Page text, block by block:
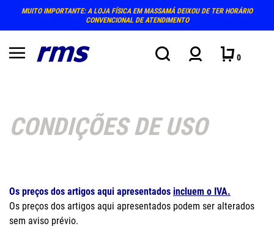
MUITO IMPORTANTE: A LOJA FÍSICA EM MASSAMÁ DEIXOU DE TER HORÁRIO
CONVENCIONAL DE ATENDIMENTO
0
CONDIÇÕES DE USO
Os preços dos artigos aqui apresentados incluem o IVA.
Os preços dos artigos aqui apresentados podem ser alterados
sem aviso prévio.